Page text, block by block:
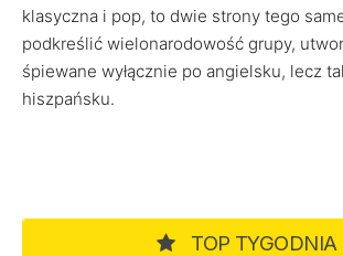
klasyczna i pop, to dwie strony tego
podkreślić wielonarodowość grupy,
śpiewane wyłącznie po angielsku, lecz
hiszpańsku.
TOP TYGODNIA